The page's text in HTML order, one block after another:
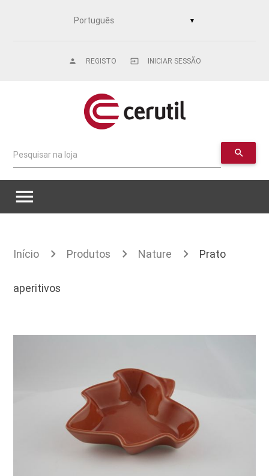
▼
REGISTO
person INICIAR SESSÃO
input
Pesquisar na loja search
menu
Início Produtos Nature Prato
aperitivos